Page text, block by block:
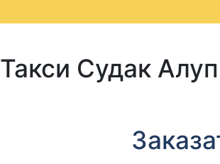
Такси Судак